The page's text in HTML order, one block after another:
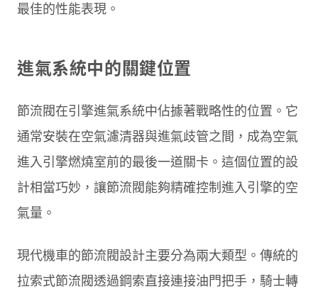
最佳的性能表現。
進氣系統中的關鍵位置
節流閥在引擎進氣系統中佔據著戰略性的位置。它
通常安裝在空氣濾清器與進氣歧管之間，成為空氣
進入引擎燃燒室前的最後一道關卡。這個位置的設
計相當巧妙，讓節流閥能夠精確控制進入引擎的空
氣量。
現代機車的節流閥設計主要分為兩大類型。傳統的
拉索式節流閥透過鋼索直接連接油門把手，騎士轉